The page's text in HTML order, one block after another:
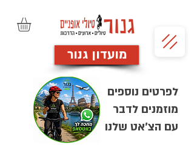
מועדון גנור
לפרטים נוספים
מוזמנים לדבר
עם הצ'אט שלנו